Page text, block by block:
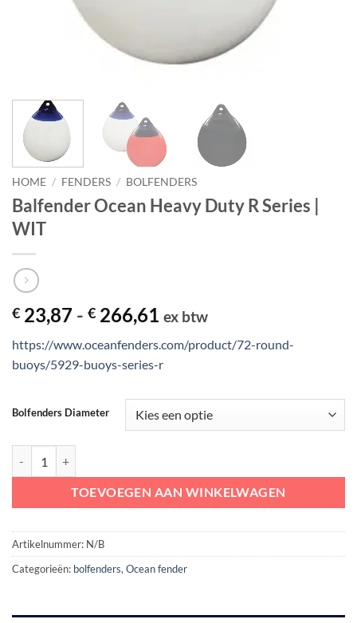
HOME / FENDERS / BOLFENDERS
Balfender Ocean Heavy Duty R Series |
WIT
€ 23,87 - € 266,61 Prijsklasse:
tot
€ 266,61
ex btw
https://www.oceanfenders.com/product/72-round-
buoys/5929-buoys-series-r
Bolfenders Diameter
TOEVOEGEN AAN WINKELWAGEN
Artikelnummer: N/B
Categorieën: bolfenders, Ocean fender